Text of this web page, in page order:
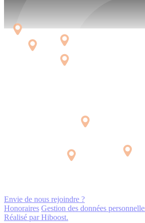
Envie de nous rejoindre ?
Honoraires Gestion des données
Réalisé par Hiboost.